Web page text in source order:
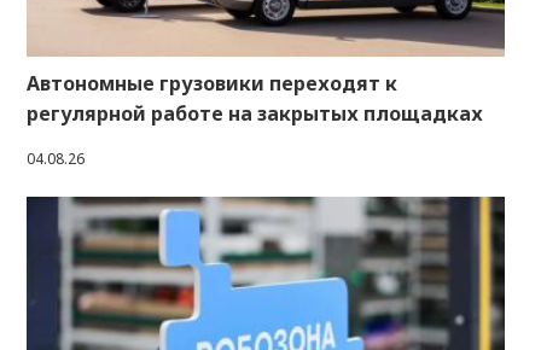
Автономные грузовики переходят к
регулярной работе на закрытых площадках
04.08.26